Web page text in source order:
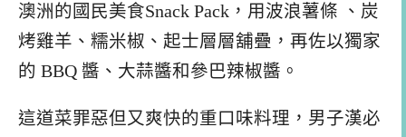
澳洲的國民美食Snack Pack，用波浪薯條 、炭
烤雞羊、糯米椒、起士層層舖疊，再佐以獨家
的 BBQ 醬、大蒜醬和參巴辣椒醬。
這道菜罪惡但又爽快的重口味料理，男子漢必